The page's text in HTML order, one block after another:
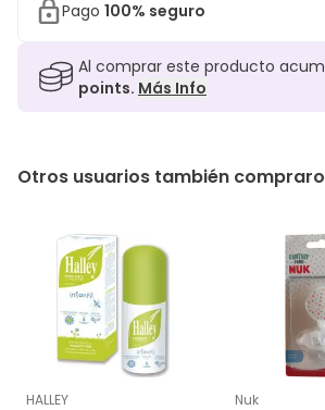
Pago 100% seguro
Al comprar este producto
points. Más Info
Otros usuarios también
HALLEY Nuk